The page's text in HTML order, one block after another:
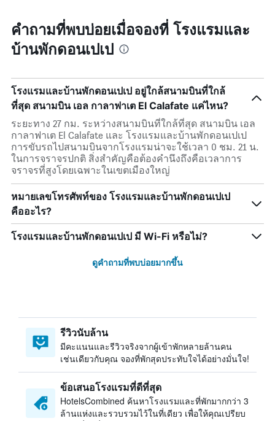
คำถามที่พบบ่อยเมื่อจองที่ โรงแรมและ
บ้านพักดอนเปเป
โรงแรมและบ้านพักดอนเปเป อยู่ใกล้สนามบินที่ใกล้
ที่สุด สนามบิน เอล กาลาฟาเต El Calafate แค่ไหน?
ระยะทาง 27 กม. ระหว่างสนามบินที่ใกล้ที่สุด สนามบิน เอล
กาลาฟาเต El Calafate และ โรงแรมและบ้านพักดอนเปเป
การขับรถไปสนามบินจากโรงแรมน่าจะใช้เวลา 0 ชม. 21 น.
ในการจราจรปกติ สิ่งสำคัญคือต้องคำนึงถึงคือเวลาการ
จราจรที่สูงโดยเฉพาะในเขตเมืองใหญ่
หมายเลขโทรศัพท์ของ โรงแรมและบ้านพักดอนเปเป
คืออะไร?
โรงแรมและบ้านพักดอนเปเป มี Wi-Fi หรือไม่?
ดูคำถามที่พบบ่อยมากขึ้น
รีวิวนับล้าน
มีคะแนนและรีวิวจริงจากผู้เข้าพักหลายล้านคน
เช่นเดียวกับคุณ จองที่พักสุดประทับใจได้อย่างมั่นใจ!
ข้อเสนอโรงแรมที่ดีที่สุด
HotelsCombined ค้นหาโรงแรมและที่พักมากกว่า 3
ล้านแห่งและรวบรวมไว้ในที่เดียว เพื่อให้คุณเปรียบ